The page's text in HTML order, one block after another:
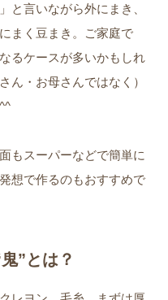
と言いながら外にまき、
まく豆まき。ご家庭で
るケースが多いかもしれ
ん・お母さんではなく）
もスーパーなどで簡単に
想で作るのもおすすめで
”とは？